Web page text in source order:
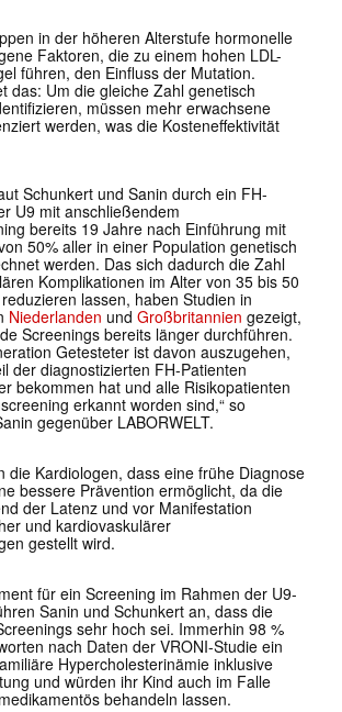
in der höheren Alterstufe hormonelle
Faktoren, die zu einem hohen LDL-
führen, den Einfluss der Mutation.
das: Um die gleiche Zahl genetisch
müssen mehr erwachsene
werden, was die Kosteneffektivität
Schunkert und Sanin durch ein FH-
U9 mit anschließendem
bereits 19 Jahre nach Einführung mit
50% aller in einer Population genetisch
werden. Das sich dadurch die Zahl
Komplikationen im Alter von 35 bis 50
lassen, haben Studien in
Niederlanden und Großbritannien gezeigt,
Screenings bereits länger durchführen.
Getesteter ist davon auszugehen,
der diagnostizierten FH-Patienten
bekommen hat und alle Risikopatienten
erkannt worden sind,“ so
gegenüber LABORWELT.
die Kardiologen, dass eine frühe Diagnose
bessere Prävention ermöglicht, da die
der Latenz und vor Manifestation
und kardiovaskulärer
gestellt wird.
für ein Screening im Rahmen der U9-
Sanin und Schunkert an, dass die
sehr hoch sei. Immerhin 98 %
nach Daten der VRONI-Studie ein
Hypercholesterinämie inklusive
und würden ihr Kind auch im Falle
behandeln lassen.